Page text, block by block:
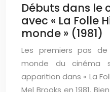
Débuts dans le
avec « La Folle
monde » (1981)
Les premiers pas
monde du cinéma
apparition dans « La
Mel Brooks en 1981.